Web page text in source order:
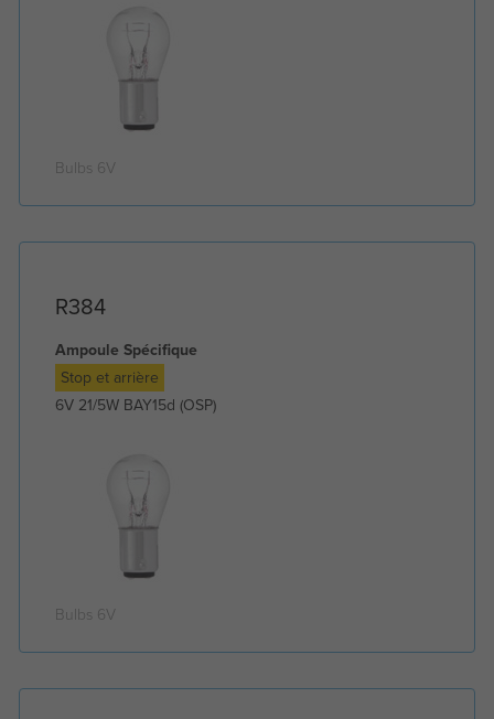
Bulbs 6V
R384
Ampoule Spécifique
Stop et arrière
6V 21/5W BAY15d (OSP)
Bulbs 6V